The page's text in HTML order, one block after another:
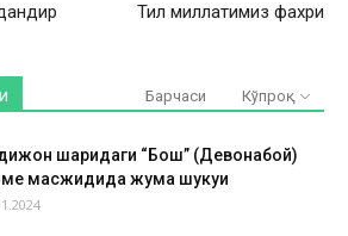
Тил миллатимиз фахри
Барчаси Кўпроқ
шаҳридаги “Бош” (Девонабой)
масжидида жума шукуҳи